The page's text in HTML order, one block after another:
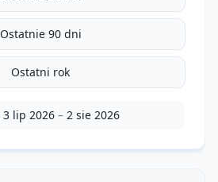
Ostatnie 90 dni
Ostatni rok
3 lip 2026– 2 sie 2026